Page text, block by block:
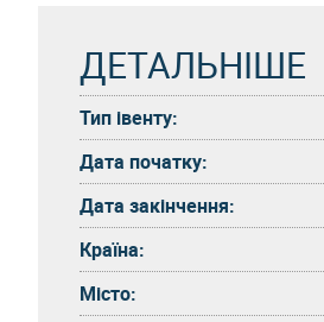
ДЕТАЛЬНІШЕ
Тип івенту:
Дата початку:
Дата закінчення:
Країна:
Місто: